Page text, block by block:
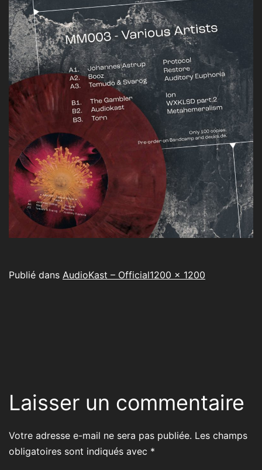
Publié dans AudioKast – OfficialTaille
1200 × 1200
Laisser un commentaire
Votre adresse e-mail ne sera pas publiée. Les champs
obligatoires sont indiqués avec *